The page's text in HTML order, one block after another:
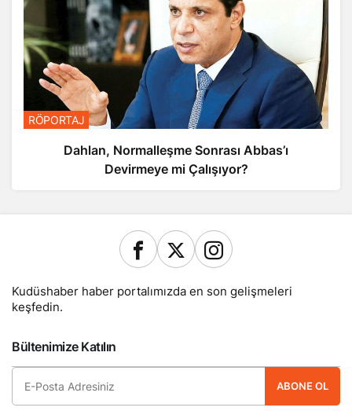
RÖPORTAJ
Dahlan, Normalleşme Sonrası Abbas’ı
Devirmeye mi Çalışıyor?
Kudüshaber haber portalımızda en son gelişmeleri
keşfedin.
Bültenimize Katılın
ABONE OL